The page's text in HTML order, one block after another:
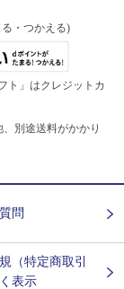
・つかえる)
ト」はクレジットカ
別途送料がかかり
問
（特定商取引
表示